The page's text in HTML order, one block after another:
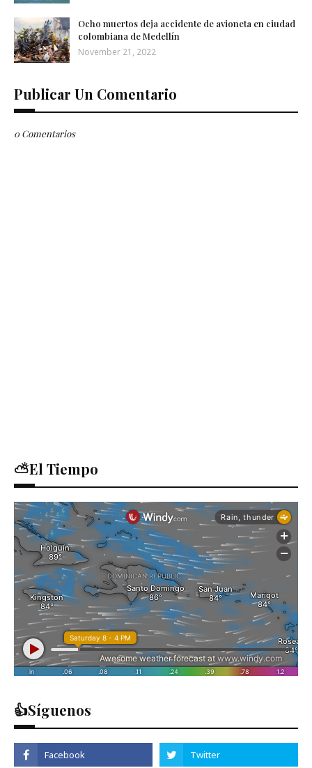
Ocho muertos deja accidente de avioneta en ciudad
colombiana de Medellín
November 21, 2022
Publicar Un Comentario
0 Comentarios
⛅El Tiempo
👍Síguenos